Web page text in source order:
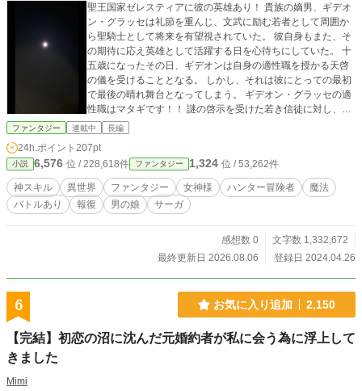
聖王国家ゼレスティアに彼の英雄あり！ 貴族の嫡男、ギデオ
ン・グラッセは礼節を重んじ、文武に励む若者として周囲か
ら聖騎士として将来を有望視されていた。 彼自身もまた、そ
の期待に応え英雄として活躍する日を心待ちにしていた。 十
五歳になったその日、ギデオンは自身の適性職を授かる天啓
の儀を受けることとなる。 しかし、それは彼にとっての最初
で最後の晴れ舞台となってしまう。 ギデオン・グラッセの適
性職はマタギです！！ 謎の啓示を受けた若き信徒に対し、周
囲は騒然となった。 そればかりか、禁忌を犯したとありもし
慕う者、妬む者。 ギデオンの処遇を巡り、信徒たちは互いに
対立する。 その最中、天啓の儀を執り行った司教が何者かに
よって暗殺されるという最悪の出来事が起きてしまう。 疑惑
と疑念、軽蔑の眼差しが激怒ギデオンに注がれる中、容疑者
として逮捕されてしまったのは父アラドだった。 活路も見出
嫌なり自暴自棄となった彼の中で、突如として天性スキル・
ハンティングが発動する。 神々の気まぐれか？ はたまた悪
話～三十九話」 ・エルフの郷、防衛戦「四十話～五十六話」
・大陸横断列車編「五十七話～七十話」
ファンタジー 連載中 長編
24h.ポイント 207pt
小説 6,576 位 / 228,618件 ファンタジー 1,324 位 / 53,262件
神スキル 異世界 ファンタジー 女神様 ハンター冒険者
魔法
バトルあり
報復 男の娘 サーガ
感想数 0
文字数 1,332,672
最終更新日 2026.08.06
登録日 2024.04.26
6 お気に入り追加 2,150
【完結】初恋の沼に沈んだ元婚約者が私に会う為に浮上して
きました
Mimi